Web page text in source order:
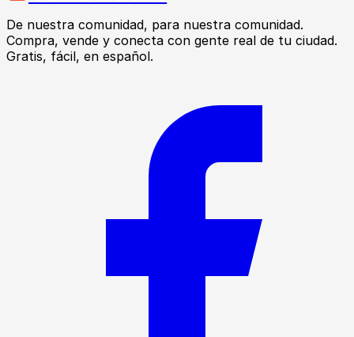
De nuestra comunidad, para nuestra comunidad.
Compra, vende y conecta con gente real de tu ciudad.
Gratis, fácil, en español.